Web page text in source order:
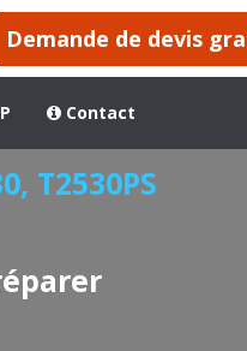
Demande de devis
Contact
T2530PS